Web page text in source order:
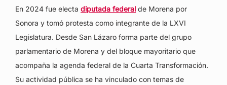
En 2024 fue electa diputada federal de Morena por
Sonora y tomó protesta como integrante de la LXVI
Legislatura. Desde San Lázaro forma parte del grupo
parlamentario de Morena y del bloque mayoritario que
acompaña la agenda federal de la Cuarta Transformación.
Su actividad pública se ha vinculado con temas de